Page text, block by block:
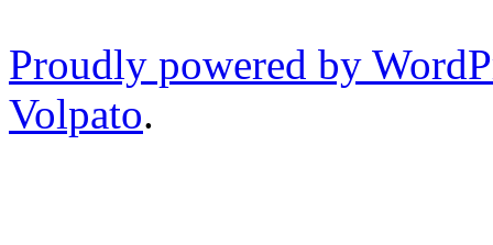
Proudly powered by
Volpato.